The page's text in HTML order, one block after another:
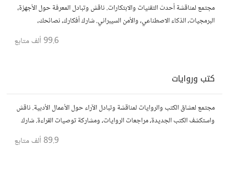
مجتمع لمناقشة أحدث التقنيات والابتكارات. ناقش وتبادل المعرفة حول الأجهزة،
البرمجيات، الذكاء الاصطناعي، والأمن السيبراني. شارك أفكارك، نصائحك،
99.6 ألف متابع
كتب وروايات
مجتمع لعشاق الكتب والروايات لمناقشة وتبادل الآراء حول الأعمال الأدبية. ناقش
واستكشف الكتب الجديدة، مراجعات الروايات، ومشاركة توصيات القراءة. شارك
89.9 ألف متابع